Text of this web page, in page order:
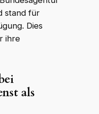
stand für
Dies
ihre
als